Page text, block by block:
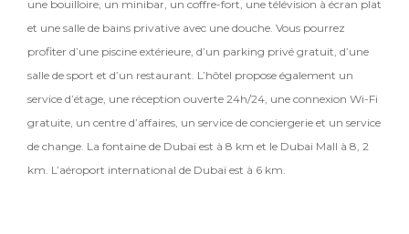
une bouilloire, un minibar, un coffre-fort, une télévision à écran plat
et une salle de bains privative avec une douche. Vous pourrez
profiter d’une piscine extérieure, d’un parking privé gratuit, d’une
salle de sport et d’un restaurant. L’hôtel propose également un
service d’étage, une réception ouverte 24h/24, une connexion Wi-Fi
gratuite, un centre d’affaires, un service de conciergerie et un service
de change. La fontaine de Dubaï est à 8 km et le Dubai Mall à 8, 2
km. L’aéroport international de Dubaï est à 6 km.